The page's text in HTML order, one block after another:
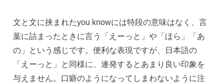
文と文に挟まれたyou knowには特段の意味はなく、言
葉に詰まったときに言う「えーっと」や「ほら」「あ
の」という感じです。便利な表現ですが、日本語の
「えーっと」と同様に、連発するとあまり良い印象を
与えません。口癖のようになってしまわないように注